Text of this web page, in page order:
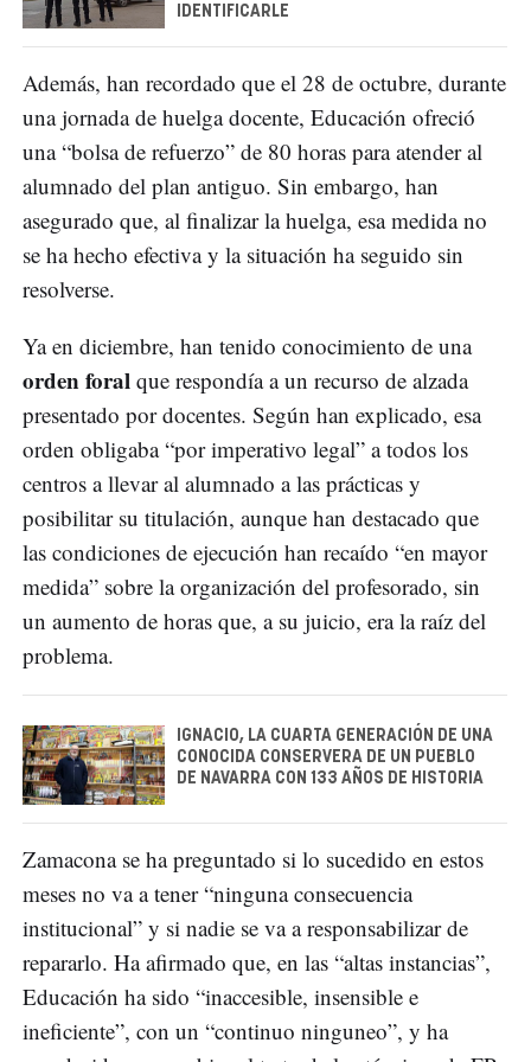
IDENTIFICARLE
Además, han recordado que el 28 de octubre, durante
una jornada de huelga docente, Educación ofreció
una “bolsa de refuerzo” de 80 horas para atender al
alumnado del plan antiguo. Sin embargo, han
asegurado que, al finalizar la huelga, esa medida no
se ha hecho efectiva y la situación ha seguido sin
resolverse.
Ya en diciembre, han tenido conocimiento de una
orden foral que respondía a un recurso de alzada
presentado por docentes. Según han explicado, esa
orden obligaba “por imperativo legal” a todos los
centros a llevar al alumnado a las prácticas y
posibilitar su titulación, aunque han destacado que
las condiciones de ejecución han recaído “en mayor
medida” sobre la organización del profesorado, sin
un aumento de horas que, a su juicio, era la raíz del
problema.
IGNACIO, LA CUARTA GENERACIÓN DE UNA
CONOCIDA CONSERVERA DE UN PUEBLO
DE NAVARRA CON 133 AÑOS DE HISTORIA
Zamacona se ha preguntado si lo sucedido en estos
meses no va a tener “ninguna consecuencia
institucional” y si nadie se va a responsabilizar de
repararlo. Ha afirmado que, en las “altas instancias”,
Educación ha sido “inaccesible, insensible e
ineficiente”, con un “continuo ninguneo”, y ha